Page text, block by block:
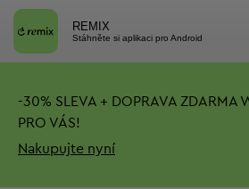
REMIX
Stáhněte si aplikaci pro Android
-30% SLEVA + DOPRAVA ZDARMA
PRO VÁS!
Nakupujte nyní